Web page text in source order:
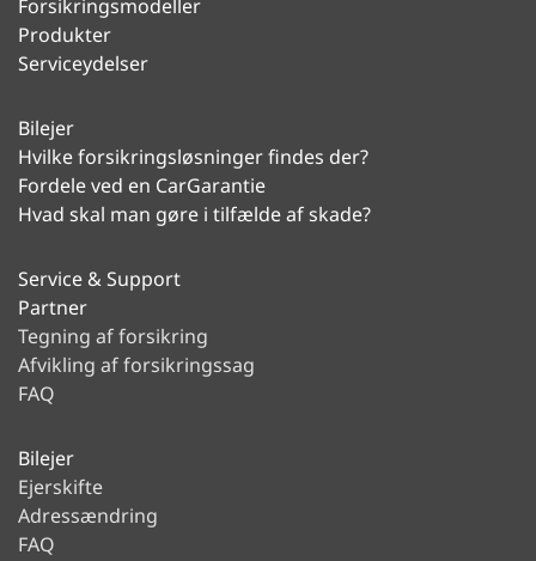
Forsikringsmodeller
Produkter
Serviceydelser
Bilejer
Hvilke forsikringsløsninger findes der?
Fordele ved en CarGarantie
Hvad skal man gøre i tilfælde af skade?
Service & Support
Partner
Tegning af forsikring
Afvikling af forsikringssag
FAQ
Bilejer
Ejerskifte
Adressændring
FAQ